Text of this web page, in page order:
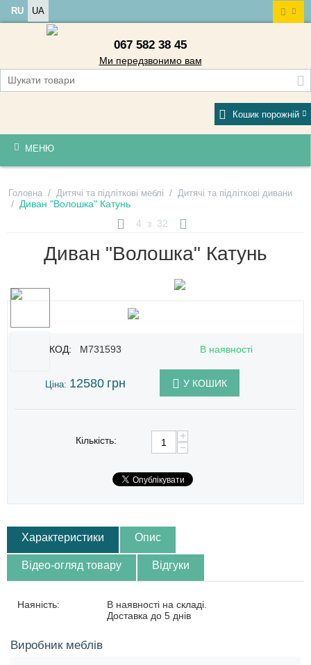
RU UA
067 582 38 45
Ми передзвонимо вам
Кошик порожній
МЕНЮ
Головна / Дитячі та підліткові меблі / Дитячі та підліткові дивани
/ Диван "Волошка" Катунь
4
з 32
Диван "Волошка" Катунь
КОД: M731593 В наявності
Ціна: 12580 грн У КОШИК
Кількість:
+
−
Характеристики Опис
Відео-огляд товару Відгуки
Наяність:
В наявності на складі.
Доставка до 5 днів
Виробник меблів